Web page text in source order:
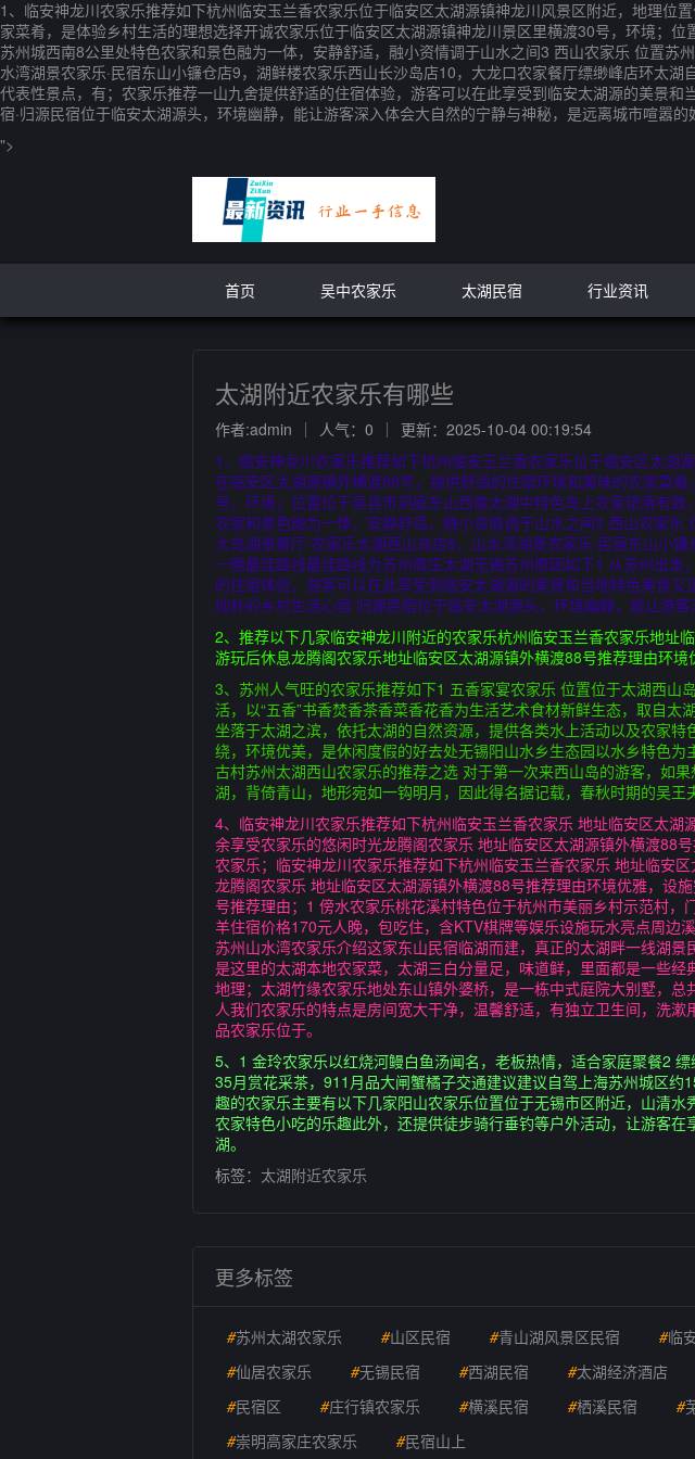
1、临安神龙川农家乐推荐如下杭州临安玉兰香农家乐位于临安区太湖源镇神龙川风景区附近，地理
家菜肴，是体验乡村生活的理想选择开诚农家乐位于临安区太湖源镇神龙川景区里横渡30号，环境；
苏州城西南8公里处特色农家和景色融为一体，安静舒适，融小资情调于山水之间3 西山农家乐 位置
水湾湖景农家乐·民宿东山小镰仓店9，湖鲜楼农家乐西山长沙岛店10，大龙口农家餐厅缥缈峰店环太
代表性景点，有；农家乐推荐一山九舍提供舒适的住宿体验，游客可以在此享受到临安太湖源的美景
宿·归源民宿位于临安太湖源头，环境幽静，能让游客深入体会大自然的宁静与神秘，是远离城市喧嚣的
">
首页 吴中农家乐 太湖民宿 行业资讯
太湖附近农家乐有哪些
作者:admin 人气：0
更新：2025-10-04 00:19:54
1、临安神龙川农家乐推荐如下杭州临安玉兰香农家乐位于临安区太
在临安区太湖源镇外横渡88号，提供舒适的住宿环境和美味的农家菜
号，环境；位置位于吴县市洞庭东山西南太湖中特色岛上农家错落有
农家和景色融为一体，安静舒适，融小资情调于山水之间3 西山农家乐
大岛湖景餐厅·农家乐太湖西山岛店8，山水湾湖景农家乐·民宿东山小
一晚最佳路线最佳路线为苏州周庄太湖无锡苏州原因如下1 从苏州出
的住宿体验，游客可以在此享受到临安太湖源的美景和当地特色美食
纯朴的乡村生活心宿·归源民宿位于临安太湖源头，环境幽静，能让游
2、推荐以下几家临安神龙川附近的农家乐杭州临安玉兰香农家乐地址
游玩后休息龙腾阁农家乐地址临安区太湖源镇外横渡88号推荐理由环
3、苏州人气旺的农家乐推荐如下1 五香家宴农家乐 位置位于太湖西山
活，以“五香”书香焚香茶香菜香花香为生活艺术食材新鲜生态，取自
坐落于太湖之滨，依托太湖的自然资源，提供各类水上活动以及农家
绕，环境优美，是休闲度假的好去处无锡阳山水乡生态园以水乡特色
古村苏州太湖西山农家乐的推荐之选 对于第一次来西山岛的游客，如
湖，背倚青山，地形宛如一钩明月，因此得名据记载，春秋时期的吴
4、临安神龙川农家乐推荐如下杭州临安玉兰香农家乐 地址临安区太
余享受农家乐的悠闲时光龙腾阁农家乐 地址临安区太湖源镇外横渡88
农家乐；临安神龙川农家乐推荐如下杭州临安玉兰香农家乐 地址临安
龙腾阁农家乐 地址临安区太湖源镇外横渡88号推荐理由环境优雅，设
号推荐理由；1 傍水农家乐桃花溪村特色位于杭州市美丽乡村示范村
羊住宿价格170元人晚，包吃住，含KTV棋牌等娱乐设施玩水亮点周边
苏州山水湾农家乐介绍这家东山民宿临湖而建，真正的太湖畔一线湖
是这里的太湖本地农家菜，太湖三白分量足，味道鲜，里面都是一些
地理；太湖竹缘农家乐地处东山镇外婆桥，是一栋中式庭院大别墅，
人我们农家乐的特点是房间宽大干净，温馨舒适，有独立卫生间，洗
品农家乐位于。
5、1 金玲农家乐以红烧河鳗白鱼汤闻名，老板热情，适合家庭聚餐2
35月赏花采茶，911月品大闸蟹橘子交通建议建议自驾上海苏州城区
趣的农家乐主要有以下几家阳山农家乐位置位于无锡市区附近，山清
农家特色小吃的乐趣此外，还提供徒步骑行垂钓等户外活动，让游客
湖。
标签： 太湖附近农家乐
更多标签
#苏州太湖农家乐 #山区民宿 #青山湖风景区民宿 #临
#仙居农家乐 #无锡民宿 #西湖民宿 #太湖经济酒店
#民宿区 #庄行镇农家乐 #横溪民宿 #栖溪民宿 #
#崇明高家庄农家乐 #民宿山上